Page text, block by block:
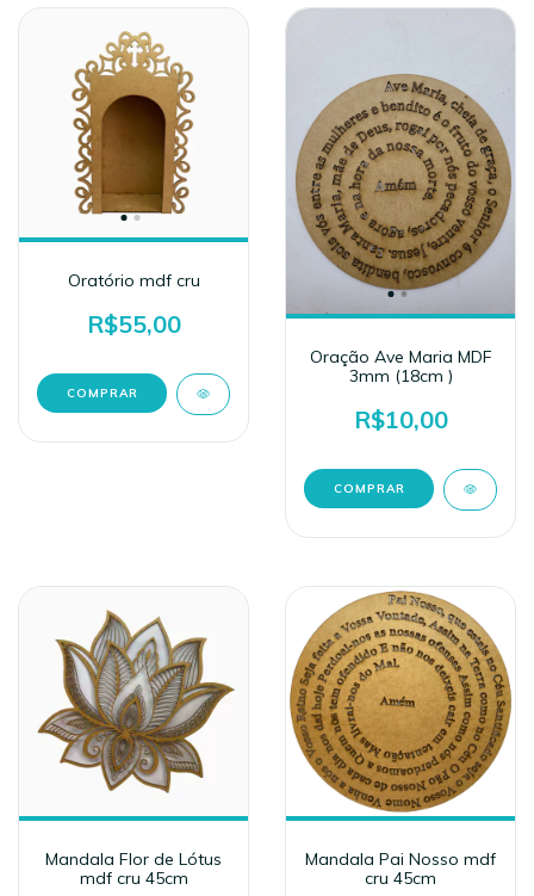
Oratório mdf cru
R$55,00
COMPRAR
Oração Ave Maria MDF
3mm (18cm )
R$10,00
Mandala Flor de Lótus
mdf cru 45cm
Mandala Pai Nosso mdf
cru 45cm